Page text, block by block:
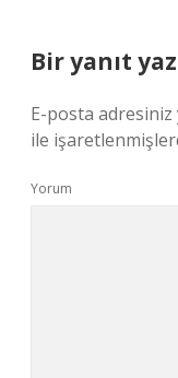
Bir yanıt
E-posta adresiniz
ile
Yorum